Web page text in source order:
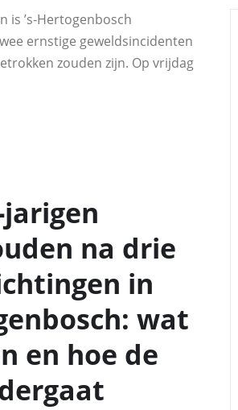
is ’s‑Hertogenbosch
ernstige geweldsincidenten
zouden zijn. Op vrijdag
na drie
in
wat
en hoe de